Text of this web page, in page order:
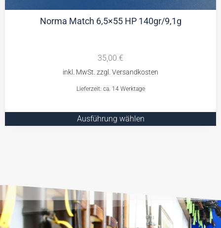
Norma Match 6,5×55 HP 140gr/9,1g
35,00 €
Lieferzeit: ca. 14 Werktage
Ausführung wählen